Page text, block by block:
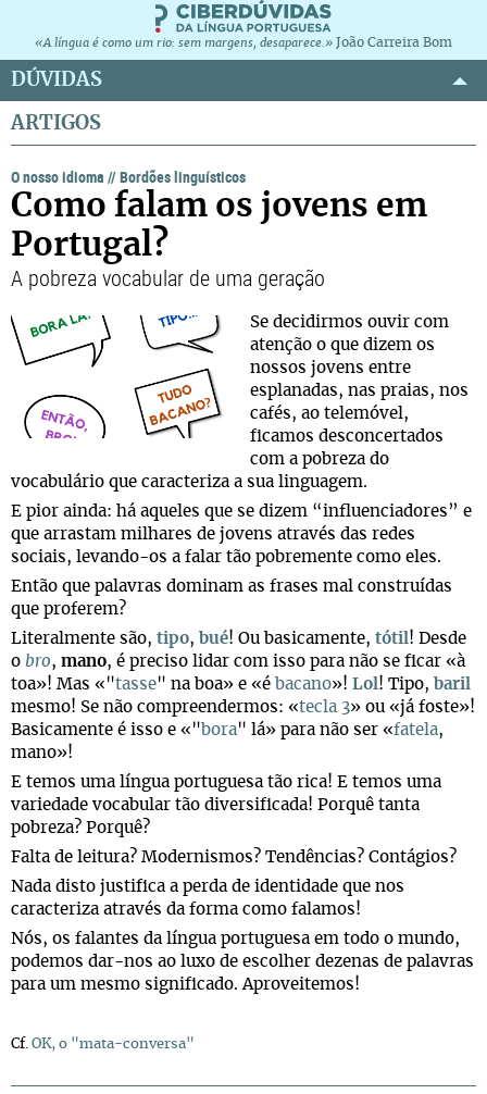
«A língua é como um rio: sem margens, desaparece.» João Carreira Bom
DÚVIDAS
ARTIGOS
O nosso idioma //Bordões linguísticos
Como falam os jovens em
Portugal?
A pobreza vocabular de uma geração
Se decidirmos ouvir com
atenção o que dizem os
nossos jovens entre
esplanadas, nas praias, nos
cafés, ao telemóvel,
ficamos desconcertados
com a pobreza do
vocabulário que caracteriza a sua linguagem.
E pior ainda: há aqueles que se dizem “influenciadores” e
que arrastam milhares de jovens através das redes
sociais, levando-os a falar tão pobremente como eles.
Então que palavras dominam as frases mal construídas
que proferem?
Literalmente são, tipo, bué! Ou basicamente, tótil! Desde
o bro, mano, é preciso lidar com isso para não se ficar «à
toa»! Mas «"tasse" na boa» e «é bacano»! Lol! Tipo, baril
mesmo! Se não compreendermos: «tecla 3» ou «já foste»!
Basicamente é isso e «"bora" lá» para não ser «fatela,
mano»!
E temos uma língua portuguesa tão rica! E temos uma
variedade vocabular tão diversificada! Porquê tanta
pobreza? Porquê?
Falta de leitura? Modernismos? Tendências? Contágios?
Nada disto justifica a perda de identidade que nos
caracteriza através da forma como falamos!
Nós, os falantes da língua portuguesa em todo o mundo,
podemos dar-nos ao luxo de escolher dezenas de palavras
para um mesmo significado. Aproveitemos!
Cf. OK, o "mata-conversa"